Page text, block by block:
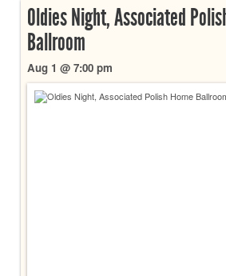
Oldies Night, Associated
Ballroom
Aug 1 @ 7:00 pm